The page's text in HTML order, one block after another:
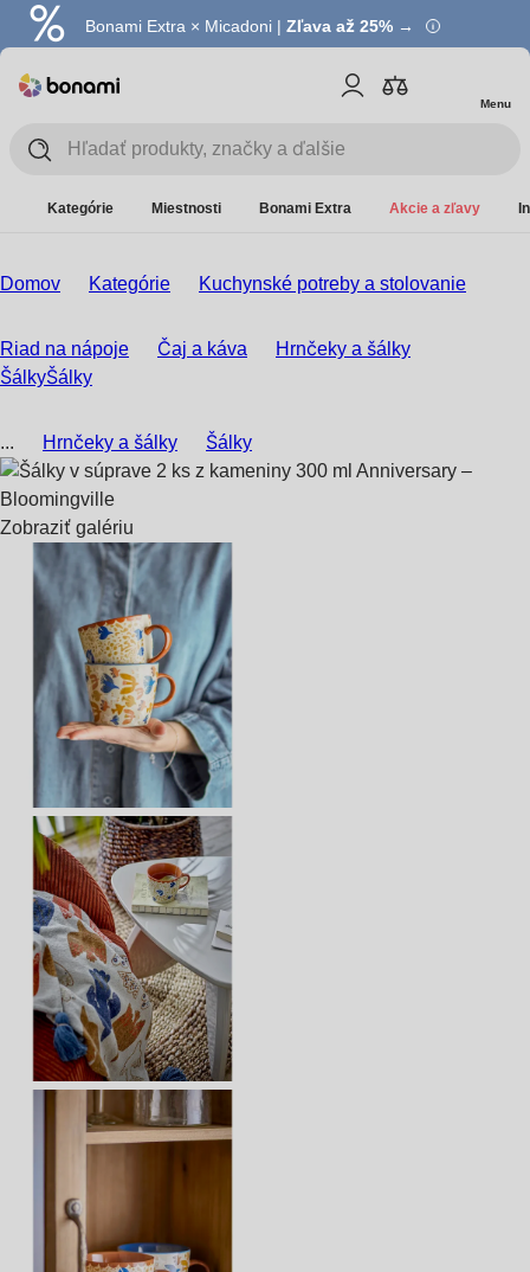
Bonami Extra × Micadoni | Zľava až 25% →
Menu
Kategórie Miestnosti Bonami Extra Akcie a zľavy
Domov Kategórie Kuchynské potreby a stolovanie
Riad na nápoje Čaj a káva
Hrnčeky a šálky
ŠálkyŠálky
... Hrnčeky a šálky Šálky
Zobraziť galériu